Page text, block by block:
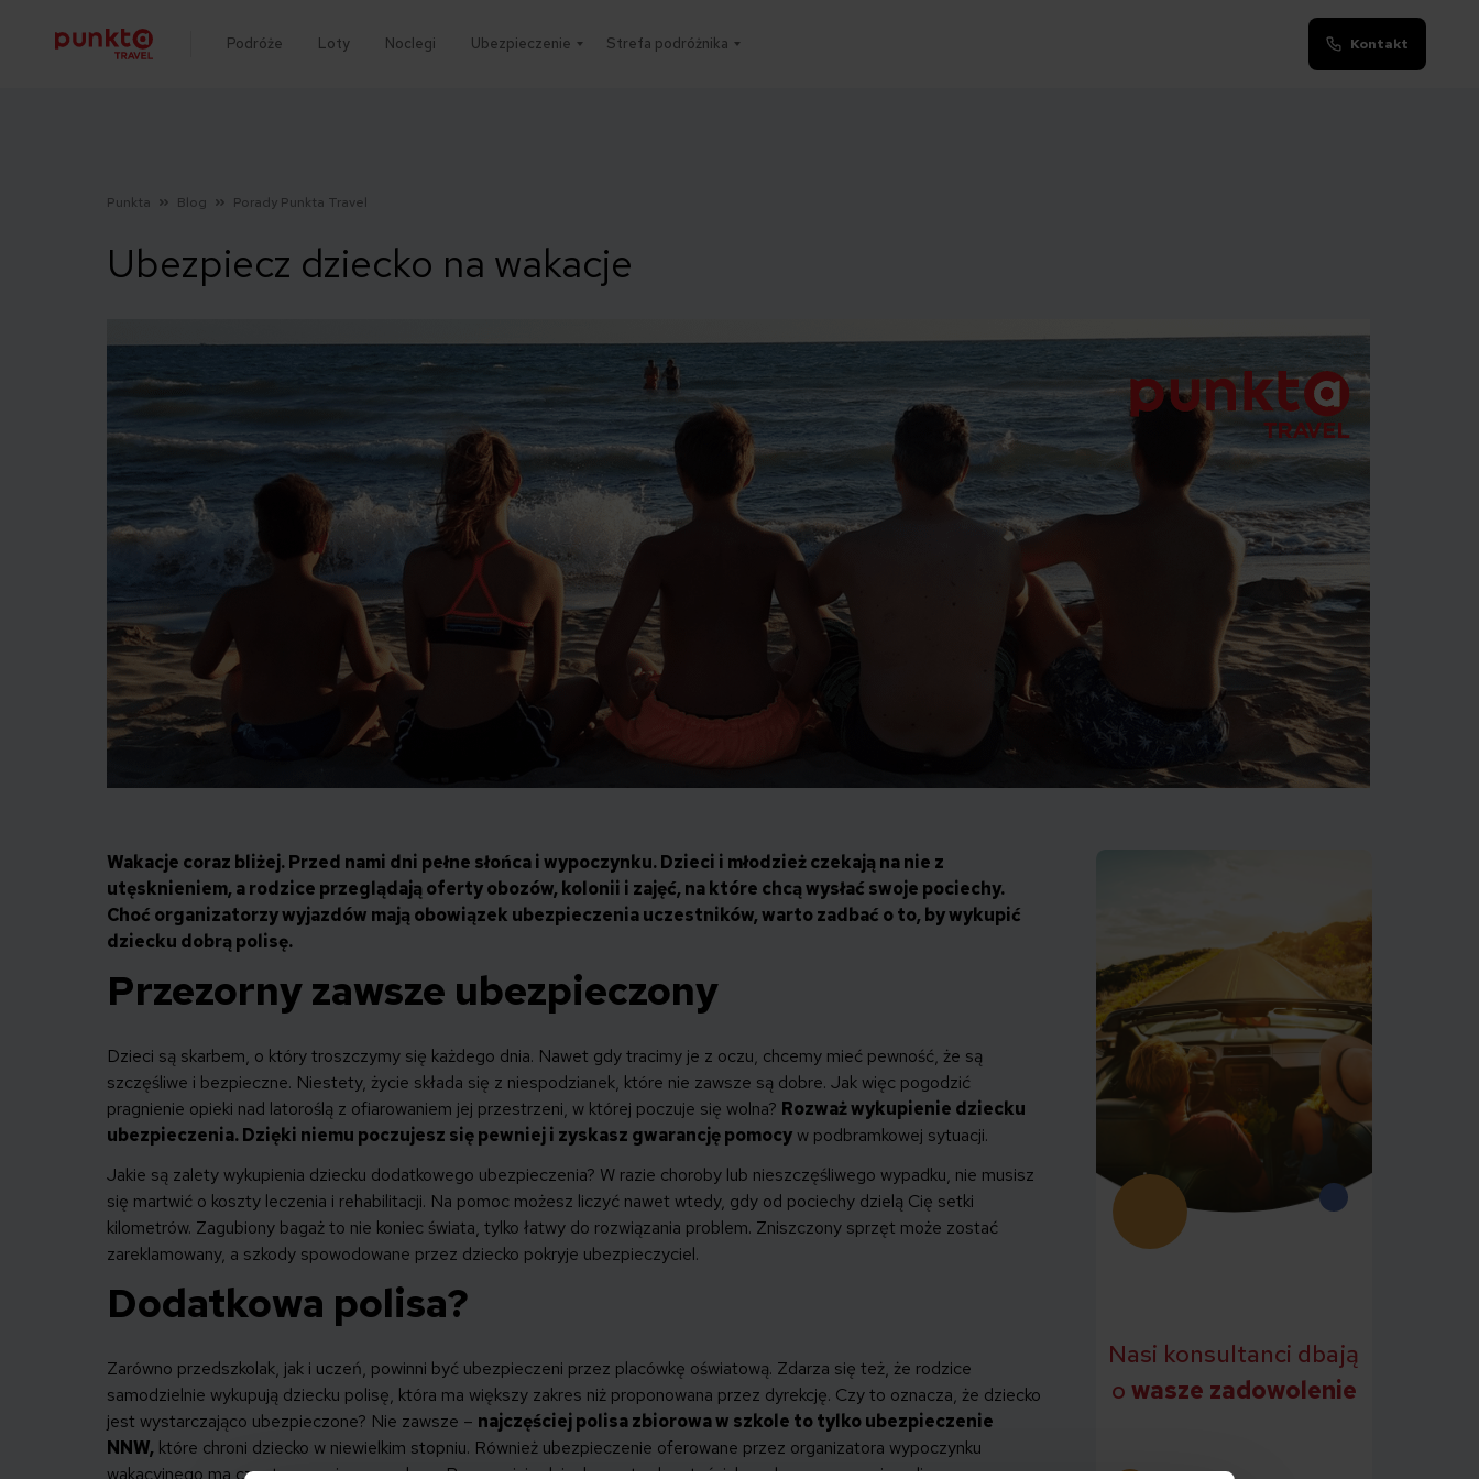
Podróże Loty Noclegi Ubezpieczenie Strefa podróżnika Kontakt
Punkta Blog Porady Punkta Travel
Ubezpiecz dziecko na wakacje
Wakacje coraz bliżej. Przed nami dni pełne słońca i wypoczynku. Dzieci i młodzież czekają na nie z
utęsknieniem, a rodzice przeglądają oferty obozów, kolonii i zajęć, na które chcą wysłać swoje pociechy.
Choć organizatorzy wyjazdów mają obowiązek ubezpieczenia uczestników,warto zadbać o to, by wykupić
dziecku dobrą polisę.
Przezorny zawsze ubezpieczony
Dzieci są skarbem, o który troszczymy się każdego dnia. Nawet gdy tracimy je z oczu, chcemy mieć pewność, że są
szczęśliwe i bezpieczne. Niestety, życie składa się z niespodzianek, które nie zawsze są dobre. Jak więc pogodzić
pragnienie opieki nad latoroślą z ofiarowaniem jej przestrzeni, w której poczuje się wolna? Rozważ wykupienie dziecku
ubezpieczenia. Dzięki niemu poczujesz się pewniej i zyskasz gwarancję pomocyw podbramkowej sytuacji.
Jakie są zalety wykupienia dziecku dodatkowego ubezpieczenia? W razie choroby lub nieszczęśliwego wypadku, nie musisz
się martwić o koszty leczenia i rehabilitacji. Na pomoc możesz liczyć nawet wtedy, gdy od pociechy dzielą Cię setki
kilometrów. Zagubiony bagaż to nie koniec świata, tylko łatwy do rozwiązania problem. Zniszczony sprzęt może zostać
zareklamowany, a szkody spowodowane przez dziecko pokryje ubezpieczyciel.
Dodatkowa polisa?
Zarówno przedszkolak, jak i uczeń, powinni być ubezpieczeni przez placówkę oświatową. Zdarza się też, że rodzice
samodzielnie wykupują dziecku polisę, która ma większy zakres niż proponowana przez dyrekcję. Czy to oznacza, że dziecko
jest wystarczająco ubezpieczone? Nie zawsze – najczęściej polisa zbiorowa w szkole to tylko ubezpieczenie
NNW, które chroni dziecko w niewielkim stopniu. Również ubezpieczenie oferowane przez organizatora wypoczynku
wakacyjnego ma często ograniczony zakres. Przy zapisie dziecka warto dopytać, jaką ochronę zapewnia polisa grupowa.
Nasi konsultanci dbają
o wasze zadowolenie